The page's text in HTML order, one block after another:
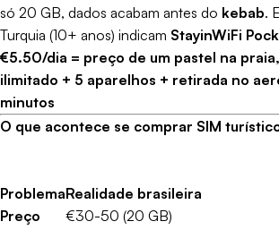
só 20 GB, dados acabam antes do kebab.
Turquia (10+ anos) indicam StayinWiFi
€5.50/dia = preço de um pastel na
ilimitado + 5 aparelhos + retirada no
minutos
O que acontece se comprar SIM
ProblemaRealidade brasileira
Preço
€30-50 (20 GB)